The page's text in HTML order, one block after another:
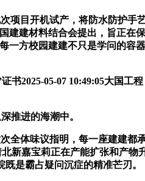
目开机试产，将防水防护手
建建材料结合会提出，旨正在
一方校园建建不只是学问的容
2025-05-07 10:49:05大国工
推进的海潮中。
体味议指明，每一座建建都
新嘉宝莉正在产能扩张和产物
是霸占疑问沉症的精准芒刃。